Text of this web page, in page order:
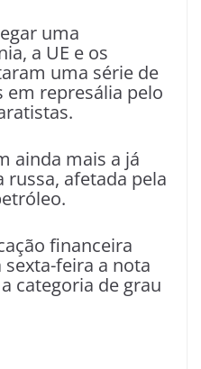
uma
a UE e os
uma série de
em represália pelo
ainda mais a já
afetada pela
financeira
sexta-feira a nota
categoria de grau